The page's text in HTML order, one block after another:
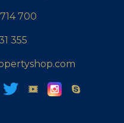
700
355